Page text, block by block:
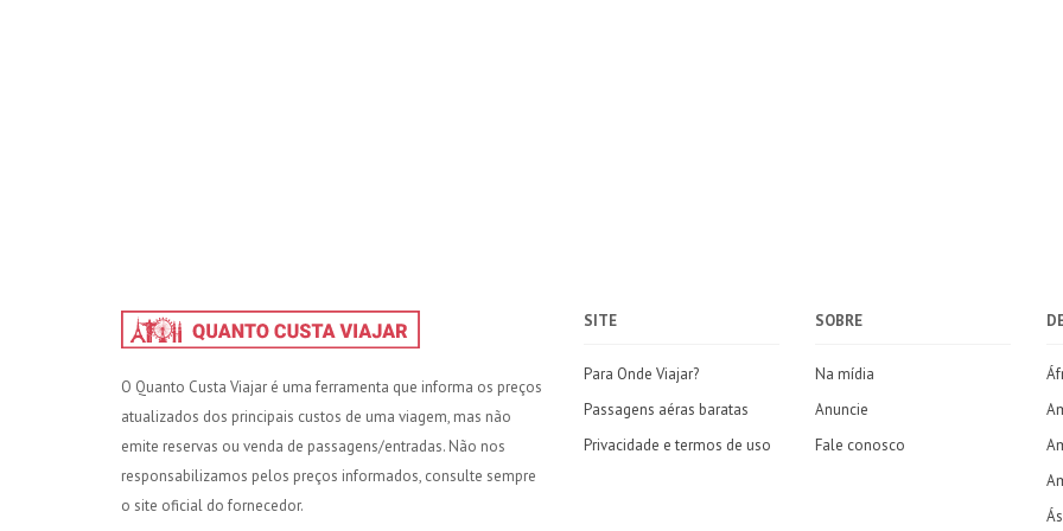
O Quanto Custa Viajar é uma ferramenta que informa os preços
atualizados dos principais custos de uma viagem, mas não
emite reservas ou venda de passagens/entradas. Não nos
responsabilizamos pelos preços informados, consulte sempre
o site oficial do fornecedor.
SITE
Para Onde Viajar?
Passagens aéras baratas
Privacidade e termos de uso
SOBRE
Na mídia
Anuncie
Fale conosco